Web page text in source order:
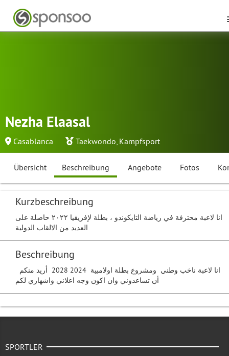
Nezha Elaasal
Casablanca Taekwondo, Kampfsport
Übersicht Beschreibung Angebote Fotos
Kurzbeschreibung
انا لاعبة محترفة في رياضة التايكوندو ، بطلة لإفريقيا ٢٠٢٢ حاصلة على
العديد من الالقاب الدولية
Beschreibung
SPORTLER